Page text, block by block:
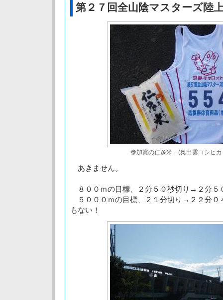
第２７回全山陰マスターズ陸
参加賞の仁多米 (奥出雲コシヒカ
あきません。
８００ｍの目標、２分５０秒切り→２分５
５０００ｍの目標、２１分切り→２２分０
もない！